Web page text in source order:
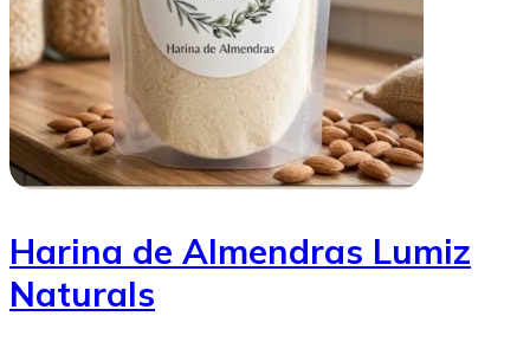
Gustavo Montenegro
15/01/2026
Harina de Almendras Lumiz
Naturals